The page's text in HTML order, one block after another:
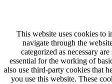
This website uses cookies to
navigate through the
categorized as necessary
essential for the working of
also use third-party cookies that
you use this website. These